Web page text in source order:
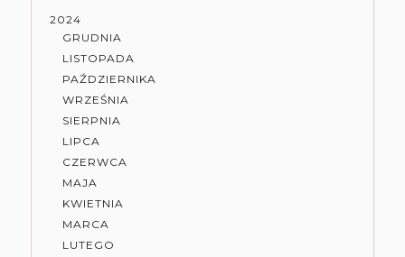
2024
GRUDNIA
LISTOPADA
PAŹDZIERNIKA
WRZEŚNIA
SIERPNIA
LIPCA
CZERWCA
MAJA
KWIETNIA
MARCA
LUTEGO